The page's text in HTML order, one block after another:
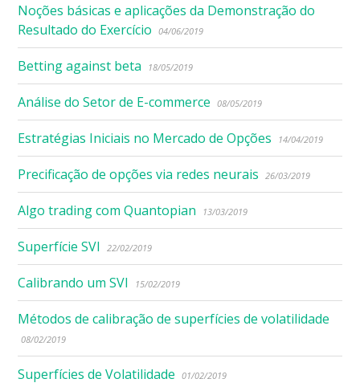
Noções básicas e aplicações da Demonstração do
Resultado do Exercício
04/06/2019
Betting against beta 18/05/2019
Análise do Setor de E-commerce 08/05/2019
Estratégias Iniciais no Mercado de Opções 14/04/2019
Precificação de opções via redes neurais 26/03/2019
Algo trading com Quantopian 13/03/2019
Superfície SVI 22/02/2019
Calibrando um SVI 15/02/2019
Métodos de calibração de superfícies de volatilidade
08/02/2019
Superfícies de Volatilidade 01/02/2019